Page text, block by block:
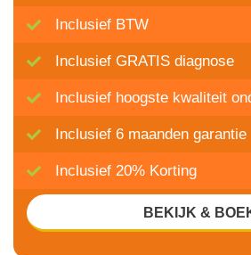
Inclusief BTW
Inclusief GRATIS diagnose
Inclusief hoogste kwaliteit
Inclusief 6 maanden garantie
Inclusief 20% Korting
BEKIJK &